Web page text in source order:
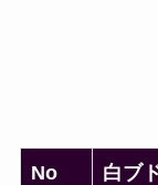
No 白ブ